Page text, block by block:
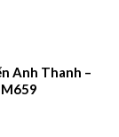
Anh Thanh –